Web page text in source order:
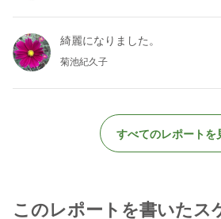
綺麗になりました。
菊池紀久子
すべてのレポートを
このレポートを書いたス